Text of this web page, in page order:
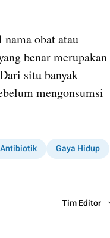
obat atau
benar merupakan
situ banyak
mengonsumsi
Antibiotik
Gaya Hidup
Tim Editor